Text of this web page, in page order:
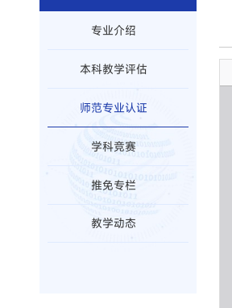
专业介绍
本科教学评估
师范专业认证
学科竞赛
推免专栏
教学动态